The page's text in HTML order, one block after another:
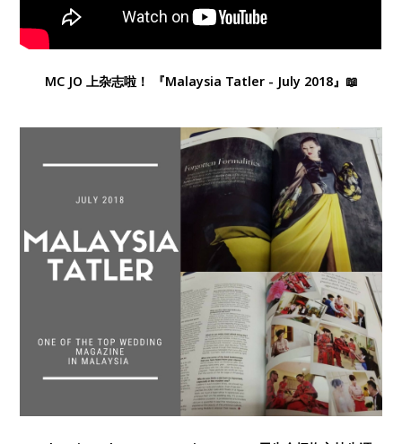
MC JO 上杂志啦！ 『Malaysia Tatler - July 2018』📖